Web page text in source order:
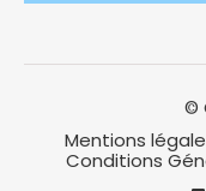
©
Mentions
Conditions